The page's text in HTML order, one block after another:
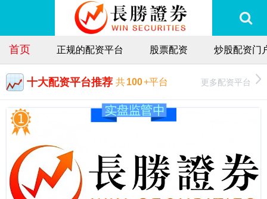
首页 正规的配资平台 股票配资 炒股配资门
十大配资平台推荐 共100+平台 更多配资平台